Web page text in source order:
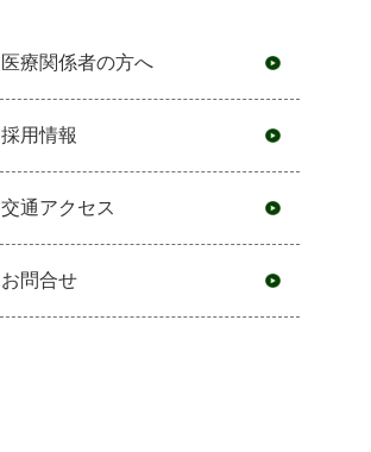
医療関係者の方へ
採用情報
交通アクセス
お問合せ